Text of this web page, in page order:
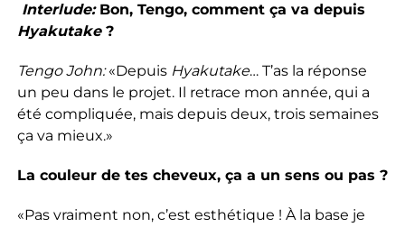
Interlude: Bon, Tengo, comment ça va depuis
Hyakutake ?
Tengo John:«Depuis Hyakutake… T’as la réponse
un peu dans le projet. Il retrace mon année, qui a
été compliquée, mais depuis deux, trois semaines
ça va mieux.»
La couleur de tes cheveux, ça a un sens ou pas ?
«Pas vraiment non, c’est esthétique ! À la base je